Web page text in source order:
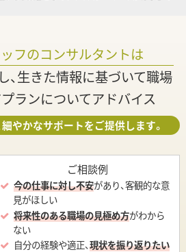
フのコンサルタントは
、生きた情報に基づいて職場
ランについてアドバイス
やかなサポートをご提供します。
ご相談例
今の仕事に対し不安があり、客観的な意
見がほしい
将来性のある職場の見極め方がわから
ない
自分の経験や適正、現状を振り返りたい